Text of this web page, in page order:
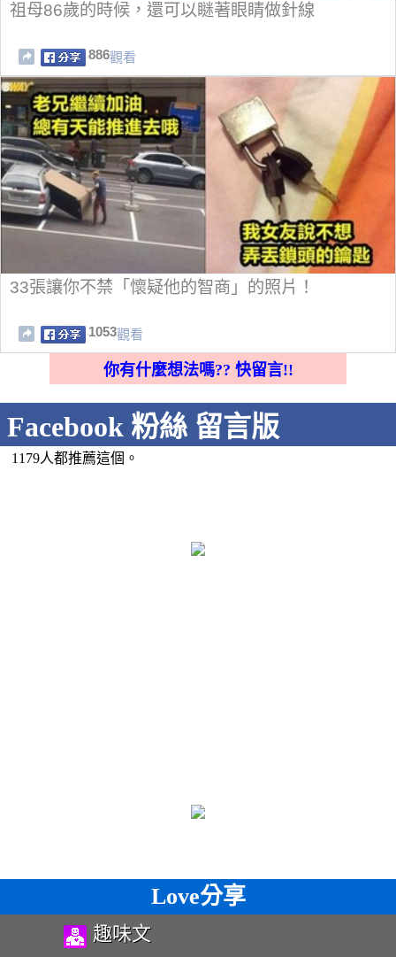
祖母86歲的時候，還可以瞇著眼睛做針線
886觀看
33張讓你不禁「懷疑他的智商」的照片！
1053觀看
你有什麼想法嗎?? 快留言!!
Facebook 粉絲 留言版
1179人都推薦這個。
Love分享
趣味文